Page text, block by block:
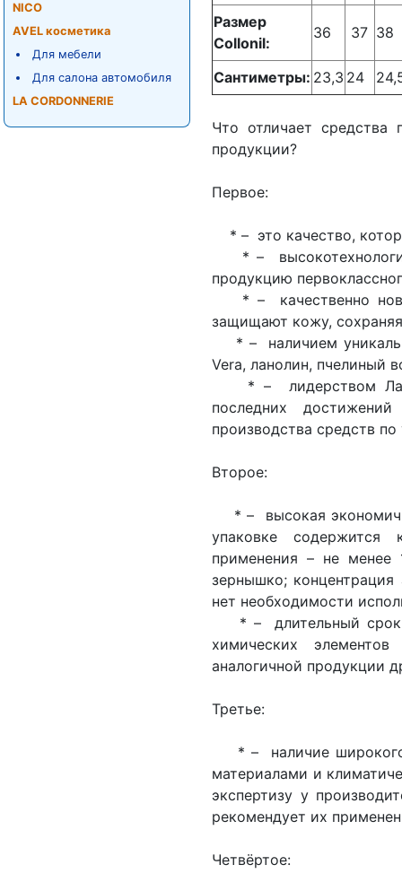
NICO
AVEL косметика
Для мебели
Для салона автомобиля
LA CORDONNERIE
Размер
Collonil:
36 37 38
Сантиметры: 23,3 24
Что отличает средства
продукции?
Первое:
* – это качество,
* –
продукцию
* – качественно
защищают кожу,
* – наличием
Vera, ланолин, пчелиный
* – лидерством
последних
производства средств
Второе:
* – высокая
упаковке содержится
применения – не менее
зернышко;
нет необходимости
* – длительный срок
химических
аналогичной продукции
Третье:
* – наличие широкого
материалами и
экспертизу у
рекомендует их
Четвёртое: